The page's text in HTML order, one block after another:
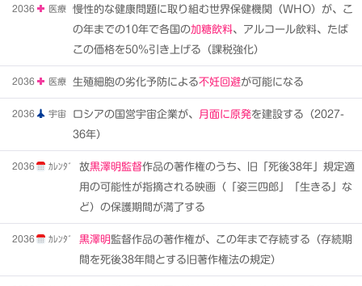
2036 医療
慢性的な健康問題に取り組む世界保健機関（WHO）が、こ
の年までの10年で各国の加糖飲料、アルコール飲料、たば
この価格を50％引き上げる（課税強化）
2036 医療 生殖細胞の劣化予防による不妊回避が可能になる
2036 宇宙 ロシアの国営宇宙企業が、 月面に原発を建設する（2027-
36年）
2036 ｶﾚﾝﾀﾞ 故黒澤明監督作品の著作権のうち、旧「死後38年」規定適
用の可能性が指摘される映画（「姿三四郎」「生きる」な
ど）の保護期間が満了する
2036 ｶﾚﾝﾀﾞ 黒澤明 監督作品の著作権が、この年まで存続する（存続期
間を死後38年間とする旧著作権法の規定）